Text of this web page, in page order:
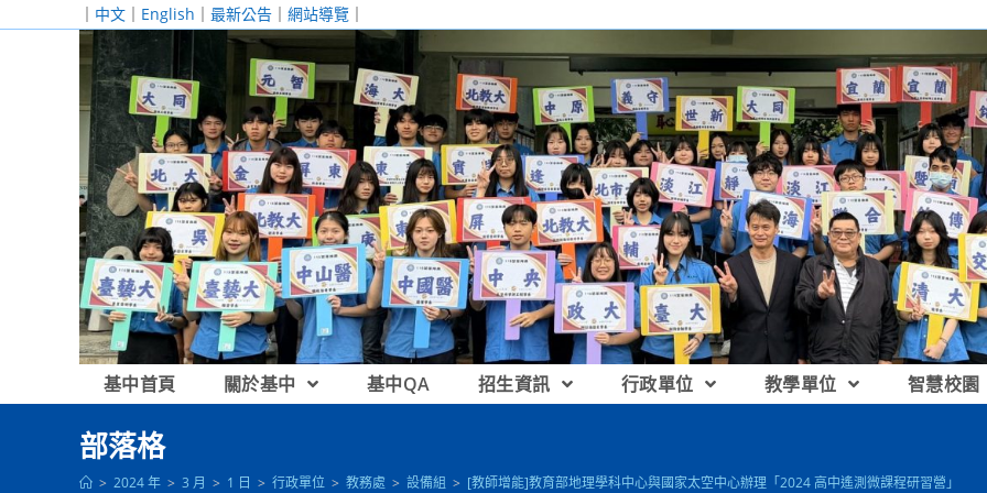
｜ 中文 ｜ English ｜ 最新公告 ｜ 網站導覽 ｜
基中首頁 關於基中 基中QA 招生資訊 行政單位 教學單位 智慧校園
部落格
> 2024 年 > 3 月 > 1 日 > 行政單位 > 教務處 > 設備組 > [教師增能]教育部地理學科中心與國家太空中心辦理「2024 高中遙測微課程研習營」